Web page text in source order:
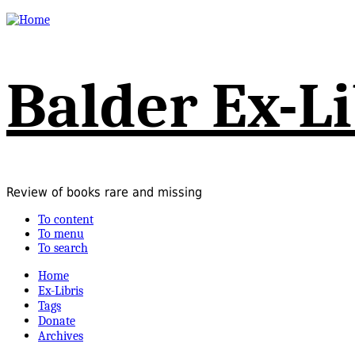
Balder Ex-
Review of books rare and missing
To content
To menu
To search
Home
Ex-Libris
Tags
Donate
Archives